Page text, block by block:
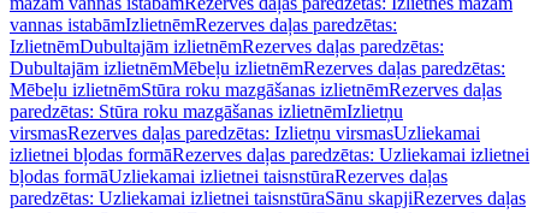
vannas istabāmIzlietnēmRezerves daļas paredzētas:
IzlietnēmDubultajām izlietnēmRezerves daļas paredzētas:
Dubultajām izlietnēmMēbeļu izlietnēmRezerves daļas paredzētas:
Mēbeļu izlietnēmStūra roku mazgāšanas izlietnēmRezerves daļas
paredzētas: Stūra roku mazgāšanas izlietnēmIzlietņu
virsmasRezerves daļas paredzētas: Izlietņu virsmasUzliekamai
izlietnei bļodas formāRezerves daļas paredzētas: Uzliekamai izlietnei
bļodas formāUzliekamai izlietnei taisnstūraRezerves daļas
paredzētas: Uzliekamai izlietnei taisnstūraSānu skapjiRezerves daļas